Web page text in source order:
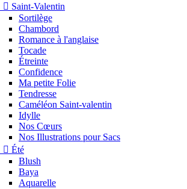
 Saint-Valentin
Sortilège
Chambord
Romance à l'anglaise
Tocade
Étreinte
Confidence
Ma petite Folie
Tendresse
Caméléon Saint-valentin
Idylle
Nos Cœurs
Nos Illustrations pour Sacs
 Été
Blush
Baya
Aquarelle